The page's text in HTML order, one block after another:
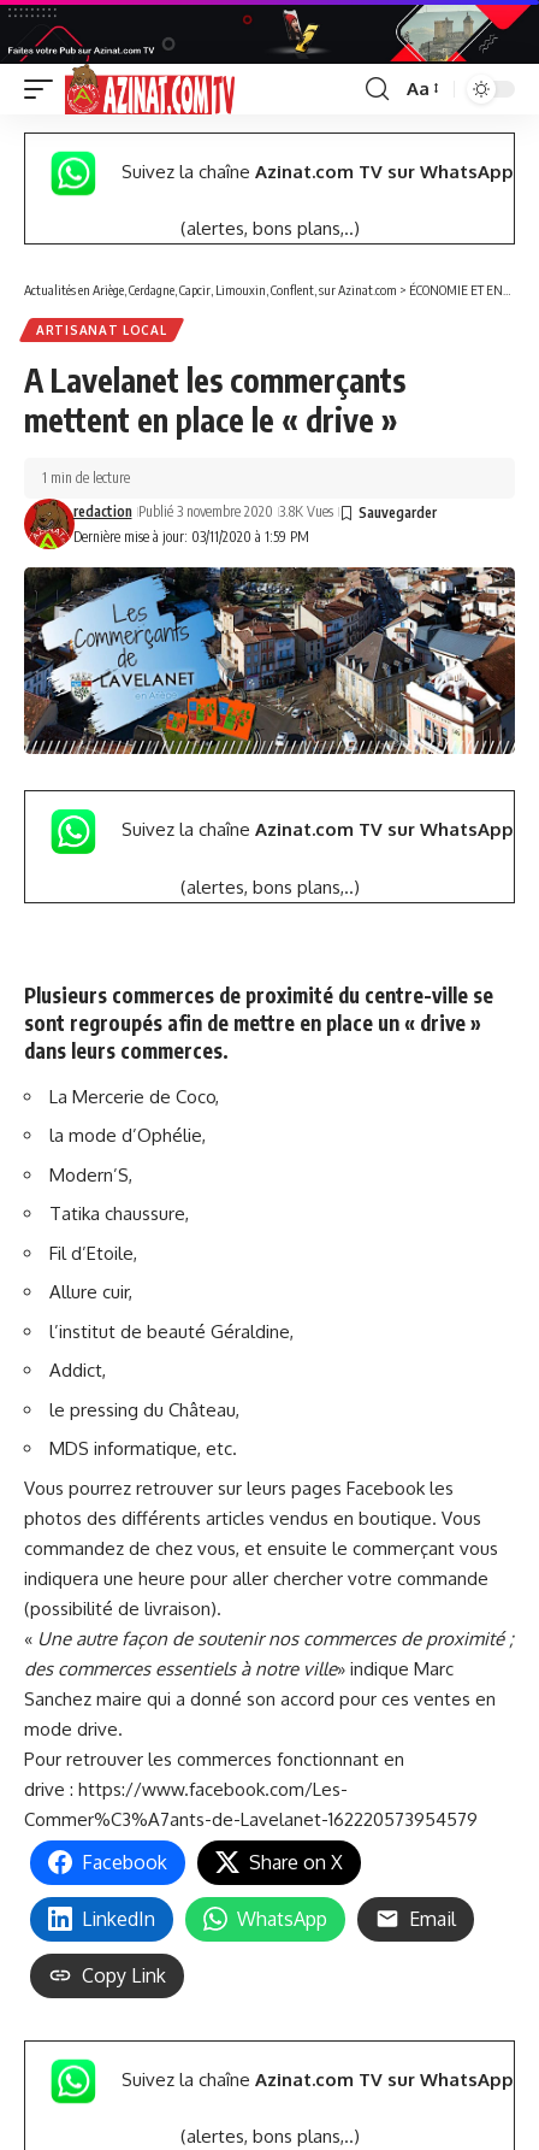
Font
Resizer
Aa
Suivez la chaîne Azinat.com TV sur WhatsApp
(alertes, bons plans,..)
Actualités en Ariège, Cerdagne, Capcir, Limouxin, Conflent, sur Azinat.com > ÉCONOMIE ET ENTREPRISES
ARTISANAT LOCAL
A Lavelanet les commerçants
mettent en place le « drive »
Dernière mise à jour: 03/11/2020 à 1:59 PM
redaction Publié 3 novembre 2020 3.8K Vues
1 min de lecture
Suivez la chaîne Azinat.com TV sur WhatsApp
(alertes, bons plans,..)
Plusieurs commerces de proximité du centre-ville se
sont regroupés afin de mettre en place un « drive »
dans leurs commerces.
La Mercerie de Coco,
la mode d’Ophélie,
Modern’S,
Tatika chaussure,
Fil d’Etoile,
Allure cuir,
l’institut de beauté Géraldine,
Addict,
le pressing du Château,
MDS informatique, etc.
Vous pourrez retrouver sur leurs pages Facebook les
photos des différents articles vendus en boutique. Vous
commandez de chez vous, et ensuite le commerçant vous
indiquera une heure pour aller chercher votre commande
(possibilité de livraison).
« Une autre façon de soutenir nos commerces de proximité ;
des commerces essentiels à notre ville» indique Marc
Sanchez maire qui a donné son accord pour ces ventes en
mode drive.
Pour retrouver les commerces fonctionnant en
drive : https://www.facebook.com/Les-
Commer%C3%A7ants-de-Lavelanet-162220573954579
Facebook Share on X
LinkedIn WhatsApp Email
Copy Link
Suivez la chaîne Azinat.com TV sur WhatsApp
(alertes, bons plans,..)